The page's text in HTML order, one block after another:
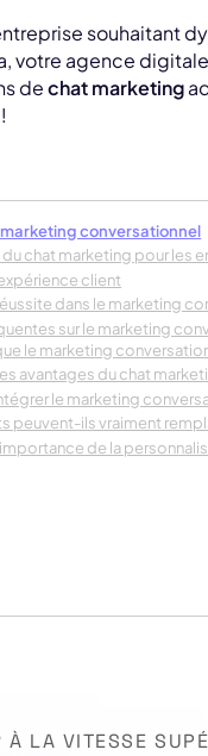
souhaitant
votre agence
dechat marketing
marketing conversationnel
chat marketing pour les
client
dans le marketing
sur le marketing
le marketing
avantages du chat
le marketing
peuvent-ils vraiment
de la
À LA VITESSE